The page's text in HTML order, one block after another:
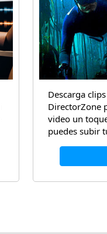
Descarga
DirectorZone
video un
puedes subir